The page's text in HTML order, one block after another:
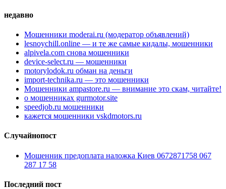
недавно
Мошенники moderai.ru (модератор объявлений)
lesnoychill.online — и те же самые кидалы, мошенники
alpivela.com снова мошенники
device-select.ru — мошенники
motorylodok.ru обман на деньги
import-technika.ru — это мошенники
Мошенники ampastore.ru — внимание это скам, читайте!
о мошенниках gurmotor.site
speedjob.ru мошенники
кажется мошенники vskdmotors.ru
Случайнопост
Мошенник предоплата наложка Киев 0672871758 067
287 17 58
Последний пост